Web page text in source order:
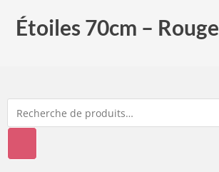
Étoiles 70cm – Rouge